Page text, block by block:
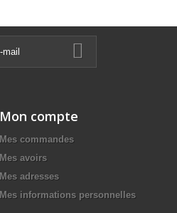
Mon compte
Mes commandes
Mes avoirs
Mes adresses
Mes informations personnelles